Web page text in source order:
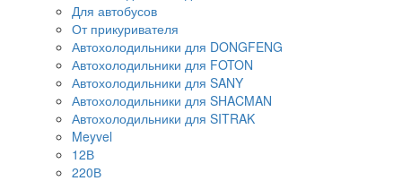
Для автобусов
От прикуривателя
Автохолодильники для DONGFENG
Автохолодильники для FOTON
Автохолодильники для SANY
Автохолодильники для SHACMAN
Автохолодильники для SITRAK
Meyvel
12В
220В